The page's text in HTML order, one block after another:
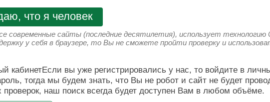
что я человек
современные сайты (последние десятилетия), использует технологию
у себя в браузере, то Вы не сможете пройти проверку и
кабинетЕсли вы уже регистрировались у нас, то войдите в
тогда мы будем знать, что Вы не робот и сайт не будет
проверок, наш поиск всегда будет доступен Вам в любом объёме.